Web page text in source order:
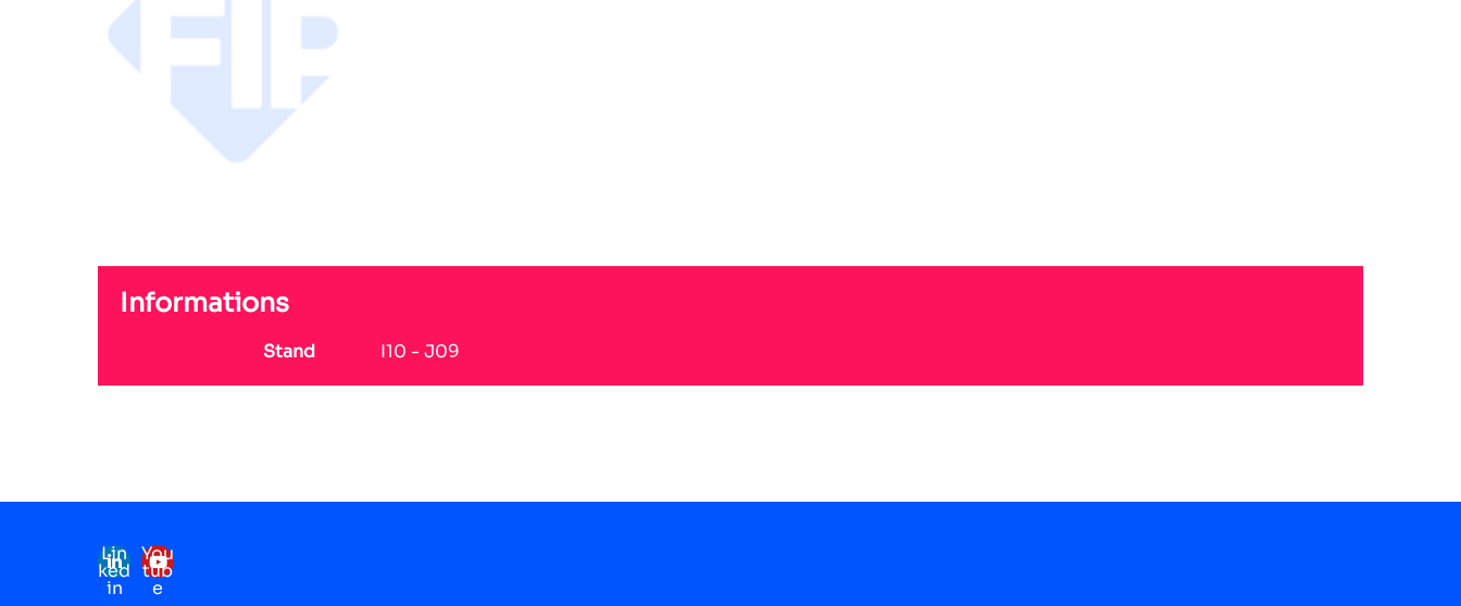
Informations
Stand I10 - J09
Lin
ked
in
You
tub
e